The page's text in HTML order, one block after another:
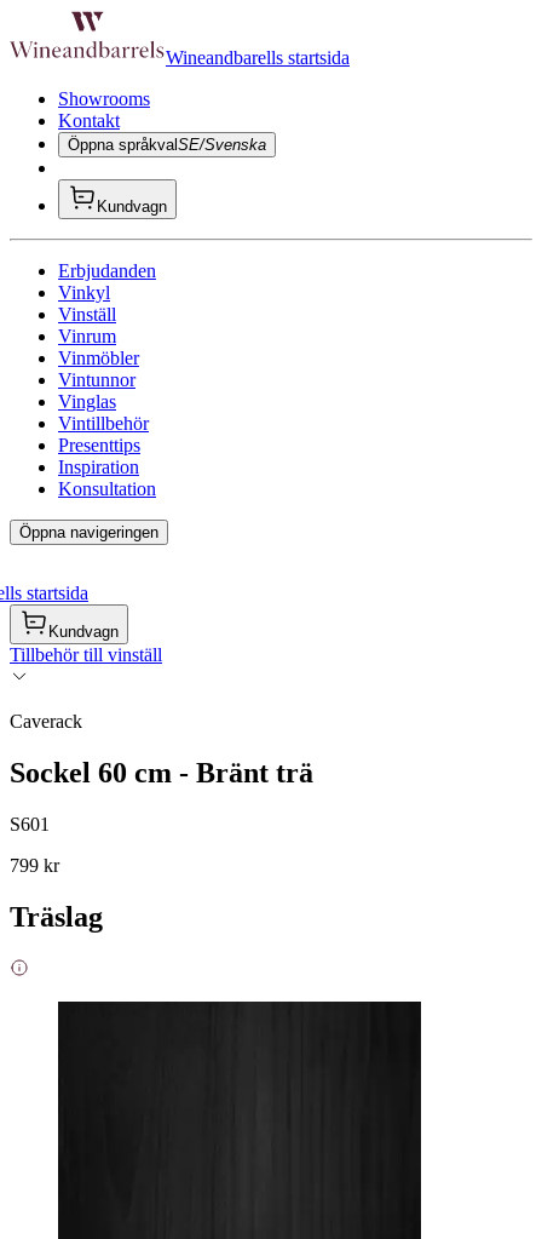
Wineandbarells startsida
Showrooms
Kontakt
Öppna språkvalSE/Svenska
Kundvagn
Erbjudanden
Vinkyl
Vinställ
Vinrum
Vinmöbler
Vintunnor
Vinglas
Vintillbehör
Presenttips
Inspiration
Konsultation
Öppna navigeringen
startsida
Kundvagn
Tillbehör till vinställ
Caverack
Sockel 60 cm - Bränt trä
S601
799 kr
Träslag